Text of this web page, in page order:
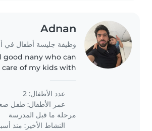
Adnan
وظيفة جليسة أطفال في
good nany who can
care of my kids with
عدد الأطفال: 2
عمر الأطفال: طفل
مرحلة ما قبل المدرسة
النشاط الأخير: منذ